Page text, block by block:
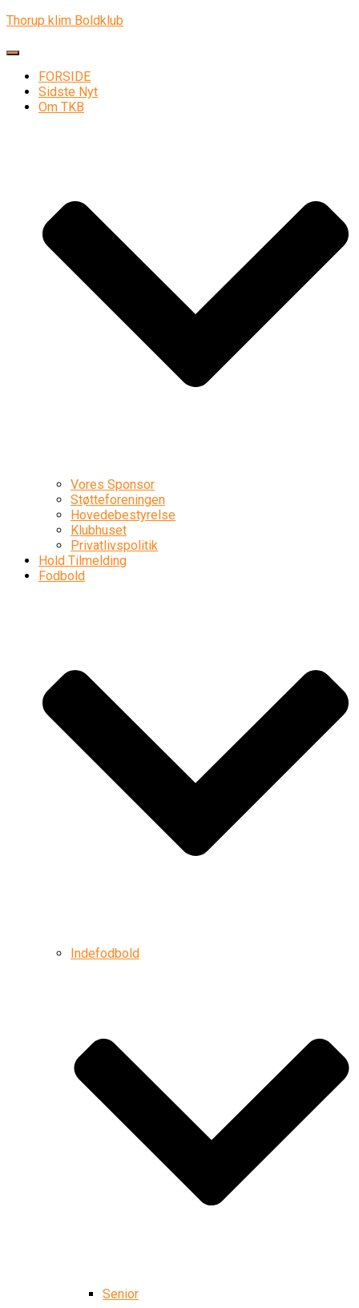
Thorup klim Boldklub
Skift navigation
FORSIDE
Sidste Nyt
Om TKB
Vores Sponsor
Støtteforeningen
Hovedebestyrelse
Klubhuset
Privatlivspolitik
Hold Tilmelding
Fodbold
Indefodbold
Senior